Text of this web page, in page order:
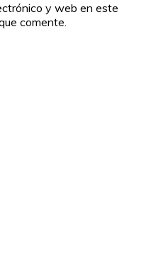
y web en este
comente.